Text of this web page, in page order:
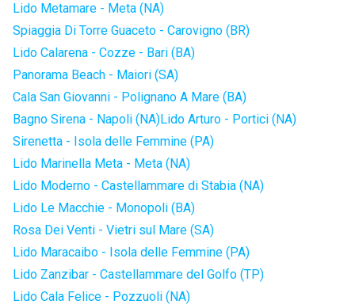
Lido Metamare - Meta (NA)
Spiaggia Di Torre Guaceto - Carovigno (BR)
Lido Calarena - Cozze - Bari (BA)
Panorama Beach - Maiori (SA)
Cala San Giovanni - Polignano A Mare (BA)
Bagno Sirena - Napoli (NA)Lido Arturo - Portici (NA)
Sirenetta - Isola delle Femmine (PA)
Lido Marinella Meta - Meta (NA)
Lido Moderno - Castellammare di Stabia (NA)
Lido Le Macchie - Monopoli (BA)
Rosa Dei Venti - Vietri sul Mare (SA)
Lido Maracaibo - Isola delle Femmine (PA)
Lido Zanzibar - Castellammare del Golfo (TP)
Lido Cala Felice - Pozzuoli (NA)